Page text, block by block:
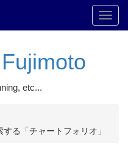
etc...
る「チャートフォリオ」